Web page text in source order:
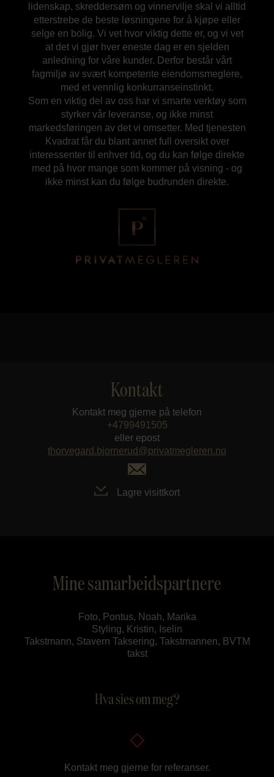
lidenskap, skreddersøm og vinnervilje skal vi alltid
etterstrebe de beste løsningene for å kjøpe eller
selge en bolig. Vi vet hvor viktig dette er, og vi vet
at det vi gjør hver eneste dag er en sjelden
anledning for våre kunder. Derfor består vårt
fagmiljø av svært kompetente eiendomsmeglere,
med et vennlig konkurranseinstinkt.
Som en viktig del av oss har vi smarte verktøy som
styrker vår leveranse, og ikke minst
markedsføringen av det vi omsetter. Med tjenesten
Kvadrat får du blant annet full oversikt over
interessenter til enhver tid, og du kan følge direkte
med på hvor mange som kommer på visning - og
ikke minst kan du følge budrunden direkte.
Mine samarbeidspartnere
Foto, Pontus, Noah, Marika
Styling, Kristin, Iselin
Takstmann, Stavern Taksering, Takstmannen, BVTM
takst
Kontakt
Kontakt meg gjerne på telefon
+4799491505
eller epost
thorvegard.bjornerud@privatmegleren.no
Lagre visittkort
Hva sies om meg?
Kontakt meg gjerne for referanser.